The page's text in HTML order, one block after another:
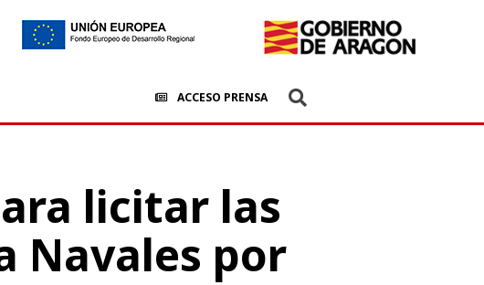
ACCESO PRENSA
licitar las
Navales por